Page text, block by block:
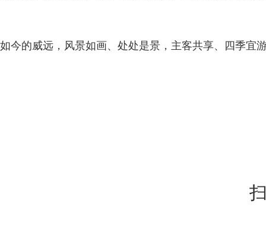
如今的威远，风景如画、处处是景，主客共享、四季宜